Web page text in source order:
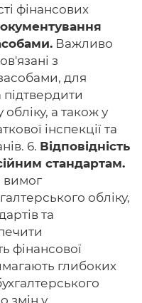
фінансових
Важливо
з
для
а також у
інспекції та
6. Відповідність
стандартам.
вимог
обліку,
та
фінансової
глибоких
змін у